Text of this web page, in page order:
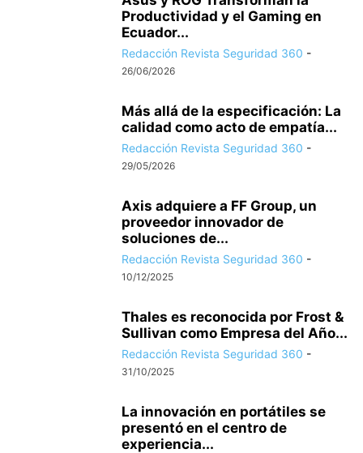
Productividad y el Gaming en
Ecuador...
Redacción Revista Seguridad 360 -
26/06/2026
Más allá de la especificación: La
calidad como acto de empatía...
Redacción Revista Seguridad 360 -
29/05/2026
Axis adquiere a FF Group, un
proveedor innovador de
soluciones de...
Redacción Revista Seguridad 360 -
10/12/2025
Thales es reconocida por Frost &
Sullivan como Empresa del Año...
Redacción Revista Seguridad 360 -
31/10/2025
La innovación en portátiles se
presentó en el centro de
experiencia...